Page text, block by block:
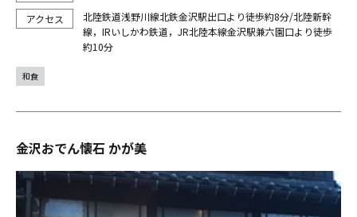
北陸鉄道浅野川線北鉄金沢駅出口より徒歩約8分/北陸新幹
線，IRいしかわ鉄道，JR北陸本線金沢駅兼六園口より徒歩
約10分
和食
金沢おでん懐石 かが美